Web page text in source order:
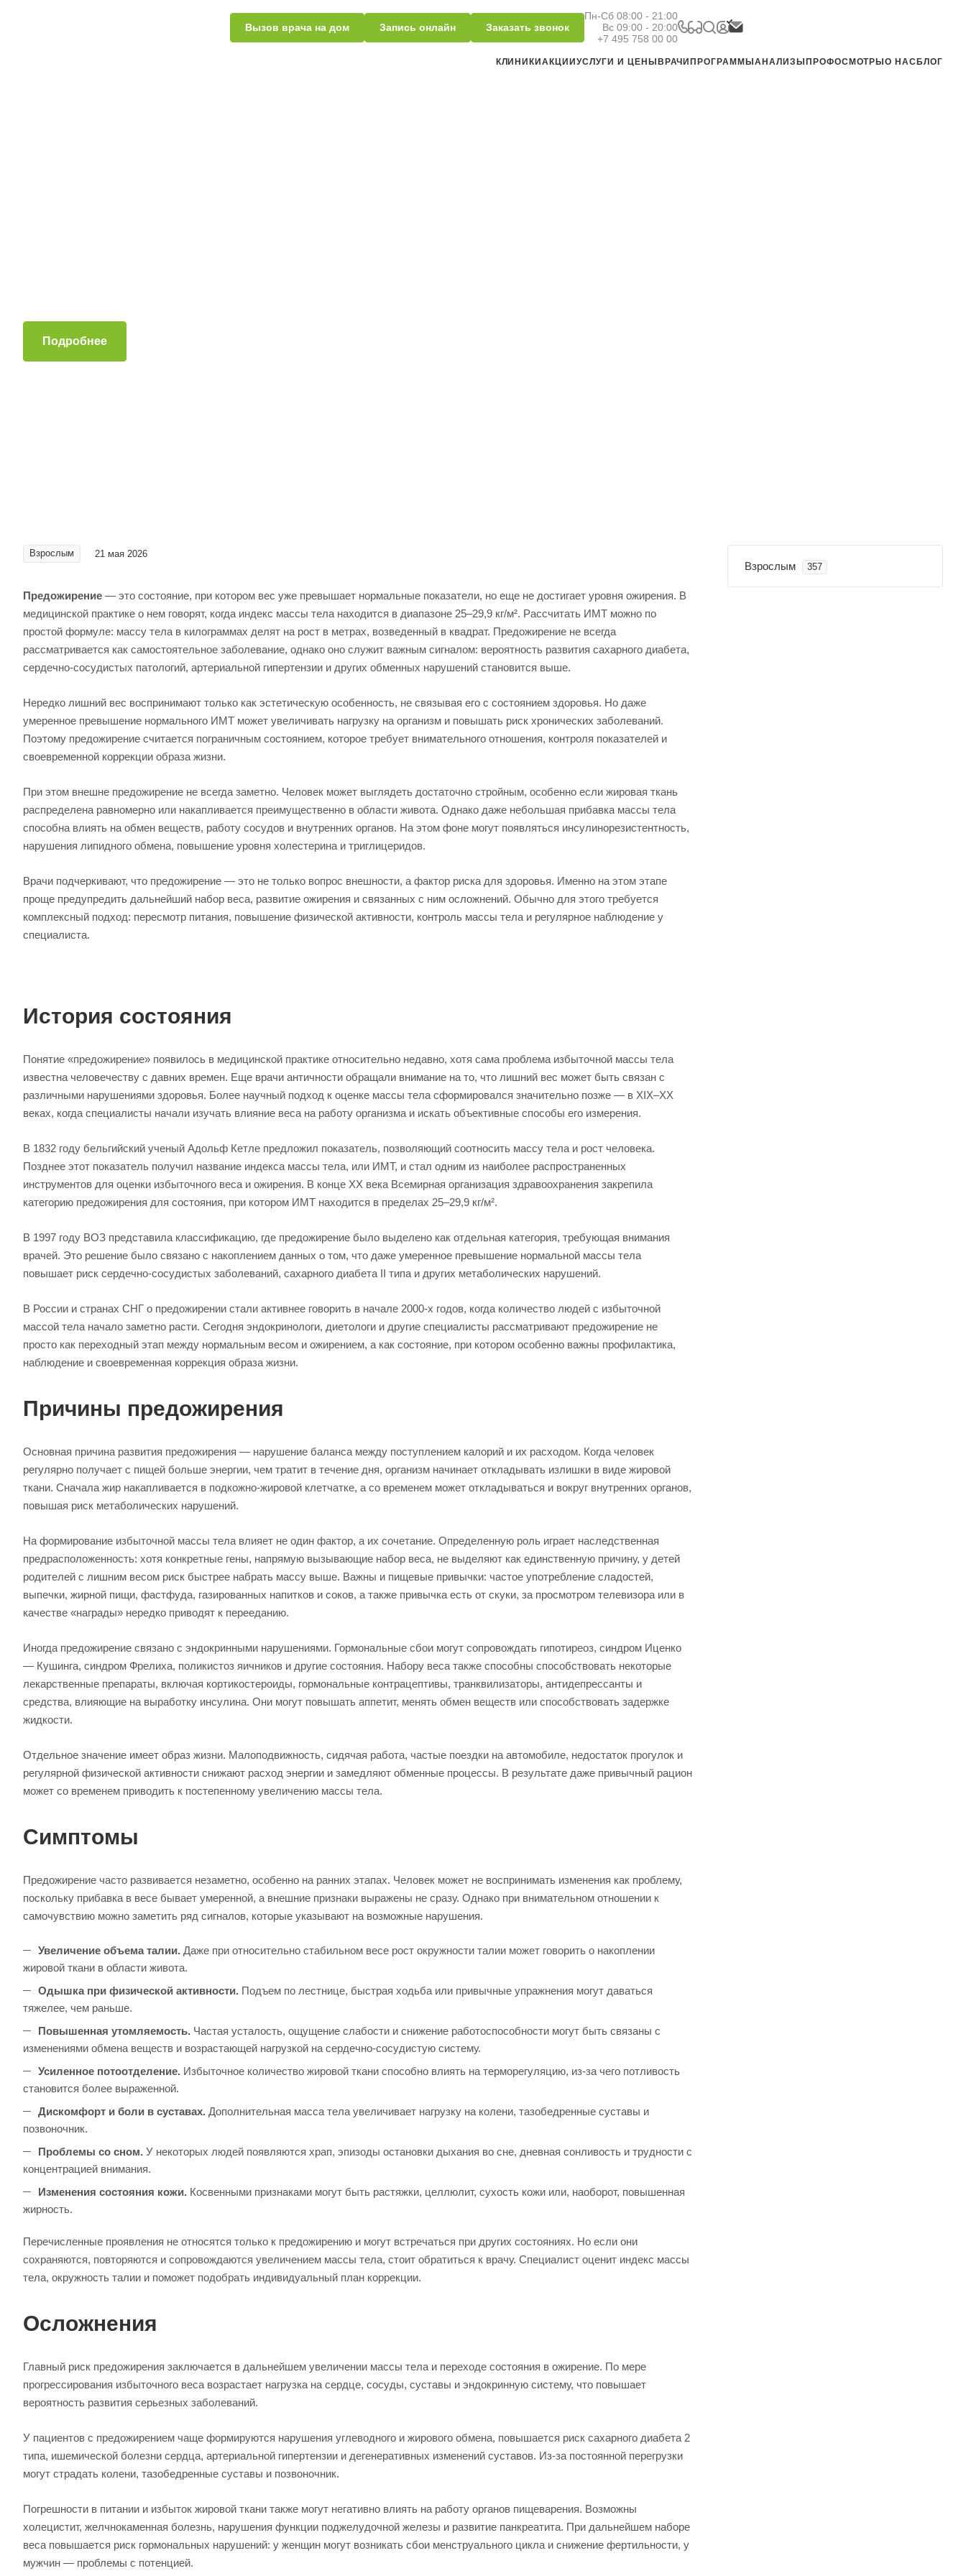
Вызов врача на дом Запись онлайн Заказать звонок
Пн-Сб 08:00 - 21:00
Вс 09:00 - 20:00
+7 495 758 00 00
КЛИНИКИАКЦИИУСЛУГИ И ЦЕНЫ ВРАЧИ ПРОГРАММЫАНАЛИЗЫ ПРОФОСМОТРЫО НАС БЛОГ
Подробнее
Взрослым 21 мая 2026
Предожирение — это состояние, при котором вес уже превышает нормальные показатели, но еще не достигает уровня ожирения. В
медицинской практике о нем говорят, когда индекс массы тела находится в диапазоне 25–29,9 кг/м². Рассчитать ИМТ можно по
простой формуле: массу тела в килограммах делят на рост в метрах, возведенный в квадрат. Предожирение не всегда
рассматривается как самостоятельное заболевание, однако оно служит важным сигналом: вероятность развития сахарного диабета,
сердечно-сосудистых патологий, артериальной гипертензии и других обменных нарушений становится выше.
Нередко лишний вес воспринимают только как эстетическую особенность, не связывая его с состоянием здоровья. Но даже
умеренное превышение нормального ИМТ может увеличивать нагрузку на организм и повышать риск хронических заболеваний.
Поэтому предожирение считается пограничным состоянием, которое требует внимательного отношения, контроля показателей и
своевременной коррекции образа жизни.
При этом внешне предожирение не всегда заметно. Человек может выглядеть достаточно стройным, особенно если жировая ткань
распределена равномерно или накапливается преимущественно в области живота. Однако даже небольшая прибавка массы тела
способна влиять на обмен веществ, работу сосудов и внутренних органов. На этом фоне могут появляться инсулинорезистентность,
нарушения липидного обмена, повышение уровня холестерина и триглицеридов.
Врачи подчеркивают, что предожирение — это не только вопрос внешности, а фактор риска для здоровья. Именно на этом этапе
проще предупредить дальнейший набор веса, развитие ожирения и связанных с ним осложнений. Обычно для этого требуется
комплексный подход: пересмотр питания, повышение физической активности, контроль массы тела и регулярное наблюдение у
специалиста.
История состояния
Понятие «предожирение» появилось в медицинской практике относительно недавно, хотя сама проблема избыточной массы тела
известна человечеству с давних времен. Еще врачи античности обращали внимание на то, что лишний вес может быть связан с
различными нарушениями здоровья. Более научный подход к оценке массы тела сформировался значительно позже — в XIX–XX
веках, когда специалисты начали изучать влияние веса на работу организма и искать объективные способы его измерения.
В 1832 году бельгийский ученый Адольф Кетле предложил показатель, позволяющий соотносить массу тела и рост человека.
Позднее этот показатель получил название индекса массы тела, или ИМТ, и стал одним из наиболее распространенных
инструментов для оценки избыточного веса и ожирения. В конце XX века Всемирная организация здравоохранения закрепила
категорию предожирения для состояния, при котором ИМТ находится в пределах 25–29,9 кг/м².
В 1997 году ВОЗ представила классификацию, где предожирение было выделено как отдельная категория, требующая внимания
врачей. Это решение было связано с накоплением данных о том, что даже умеренное превышение нормальной массы тела
повышает риск сердечно-сосудистых заболеваний, сахарного диабета II типа и других метаболических нарушений.
В России и странах СНГ о предожирении стали активнее говорить в начале 2000-х годов, когда количество людей с избыточной
массой тела начало заметно расти. Сегодня эндокринологи, диетологи и другие специалисты рассматривают предожирение не
просто как переходный этап между нормальным весом и ожирением, а как состояние, при котором особенно важны профилактика,
наблюдение и своевременная коррекция образа жизни.
Причины предожирения
Основная причина развития предожирения — нарушение баланса между поступлением калорий и их расходом. Когда человек
регулярно получает с пищей больше энергии, чем тратит в течение дня, организм начинает откладывать излишки в виде жировой
ткани. Сначала жир накапливается в подкожно-жировой клетчатке, а со временем может откладываться и вокруг внутренних органов,
повышая риск метаболических нарушений.
На формирование избыточной массы тела влияет не один фактор, а их сочетание. Определенную роль играет наследственная
предрасположенность: хотя конкретные гены, напрямую вызывающие набор веса, не выделяют как единственную причину, у детей
родителей с лишним весом риск быстрее набрать массу выше. Важны и пищевые привычки: частое употребление сладостей,
выпечки, жирной пищи, фастфуда, газированных напитков и соков, а также привычка есть от скуки, за просмотром телевизора или в
качестве «награды» нередко приводят к перееданию.
Иногда предожирение связано с эндокринными нарушениями. Гормональные сбои могут сопровождать гипотиреоз, синдром Иценко
— Кушинга, синдром Фрелиха, поликистоз яичников и другие состояния. Набору веса также способны способствовать некоторые
лекарственные препараты, включая кортикостероиды, гормональные контрацептивы, транквилизаторы, антидепрессанты и
средства, влияющие на выработку инсулина. Они могут повышать аппетит, менять обмен веществ или способствовать задержке
жидкости.
Отдельное значение имеет образ жизни. Малоподвижность, сидячая работа, частые поездки на автомобиле, недостаток прогулок и
регулярной физической активности снижают расход энергии и замедляют обменные процессы. В результате даже привычный рацион
может со временем приводить к постепенному увеличению массы тела.
Симптомы
Предожирение часто развивается незаметно, особенно на ранних этапах. Человек может не воспринимать изменения как проблему,
поскольку прибавка в весе бывает умеренной, а внешние признаки выражены не сразу. Однако при внимательном отношении к
самочувствию можно заметить ряд сигналов, которые указывают на возможные нарушения.
Увеличение объема талии. Даже при относительно стабильном весе рост окружности талии может говорить о накоплении
жировой ткани в области живота.
Одышка при физической активности. Подъем по лестнице, быстрая ходьба или привычные упражнения могут даваться
тяжелее, чем раньше.
Повышенная утомляемость. Частая усталость, ощущение слабости и снижение работоспособности могут быть связаны с
изменениями обмена веществ и возрастающей нагрузкой на сердечно-сосудистую систему.
Усиленное потоотделение. Избыточное количество жировой ткани способно влиять на терморегуляцию, из-за чего потливость
становится более выраженной.
Дискомфорт и боли в суставах. Дополнительная масса тела увеличивает нагрузку на колени, тазобедренные суставы и
позвоночник.
Проблемы со сном. У некоторых людей появляются храп, эпизоды остановки дыхания во сне, дневная сонливость и трудности с
концентрацией внимания.
Изменения состояния кожи. Косвенными признаками могут быть растяжки, целлюлит, сухость кожи или, наоборот, повышенная
жирность.
Перечисленные проявления не относятся только к предожирению и могут встречаться при других состояниях. Но если они
сохраняются, повторяются и сопровождаются увеличением массы тела, стоит обратиться к врачу. Специалист оценит индекс массы
тела, окружность талии и поможет подобрать индивидуальный план коррекции.
Осложнения
Главный риск предожирения заключается в дальнейшем увеличении массы тела и переходе состояния в ожирение. По мере
прогрессирования избыточного веса возрастает нагрузка на сердце, сосуды, суставы и эндокринную систему, что повышает
вероятность развития серьезных заболеваний.
У пациентов с предожирением чаще формируются нарушения углеводного и жирового обмена, повышается риск сахарного диабета 2
типа, ишемической болезни сердца, артериальной гипертензии и дегенеративных изменений суставов. Из-за постоянной перегрузки
могут страдать колени, тазобедренные суставы и позвоночник.
Погрешности в питании и избыток жировой ткани также могут негативно влиять на работу органов пищеварения. Возможны
холецистит, желчнокаменная болезнь, нарушения функции поджелудочной железы и развитие панкреатита. При дальнейшем наборе
веса повышается риск гормональных нарушений: у женщин могут возникать сбои менструального цикла и снижение фертильности, у
мужчин — проблемы с потенцией.
Взрослым 357